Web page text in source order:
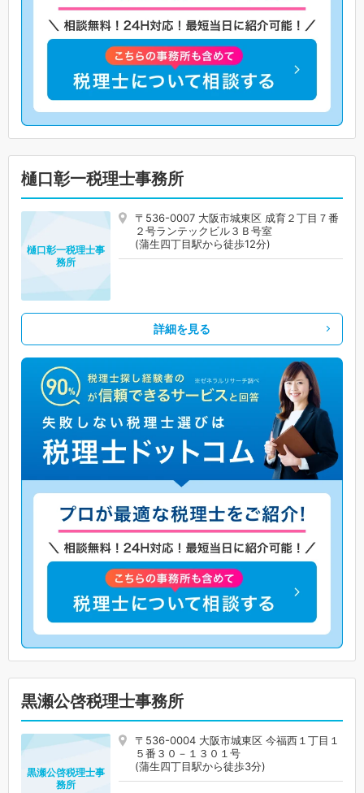
樋口彰一税理士事務所
〒536-0007 大阪市城東区 成育２丁目７番
２号ランテックビル３Ｂ号室
(蒲生四丁目駅から徒歩12分)
樋口彰一税理士事
務所
詳細を見る
黒瀬公啓税理士事務所
〒536-0004 大阪市城東区 今福西１丁目１
５番３０－１３０１号
(蒲生四丁目駅から徒歩3分)
黒瀬公啓税理士事
務所